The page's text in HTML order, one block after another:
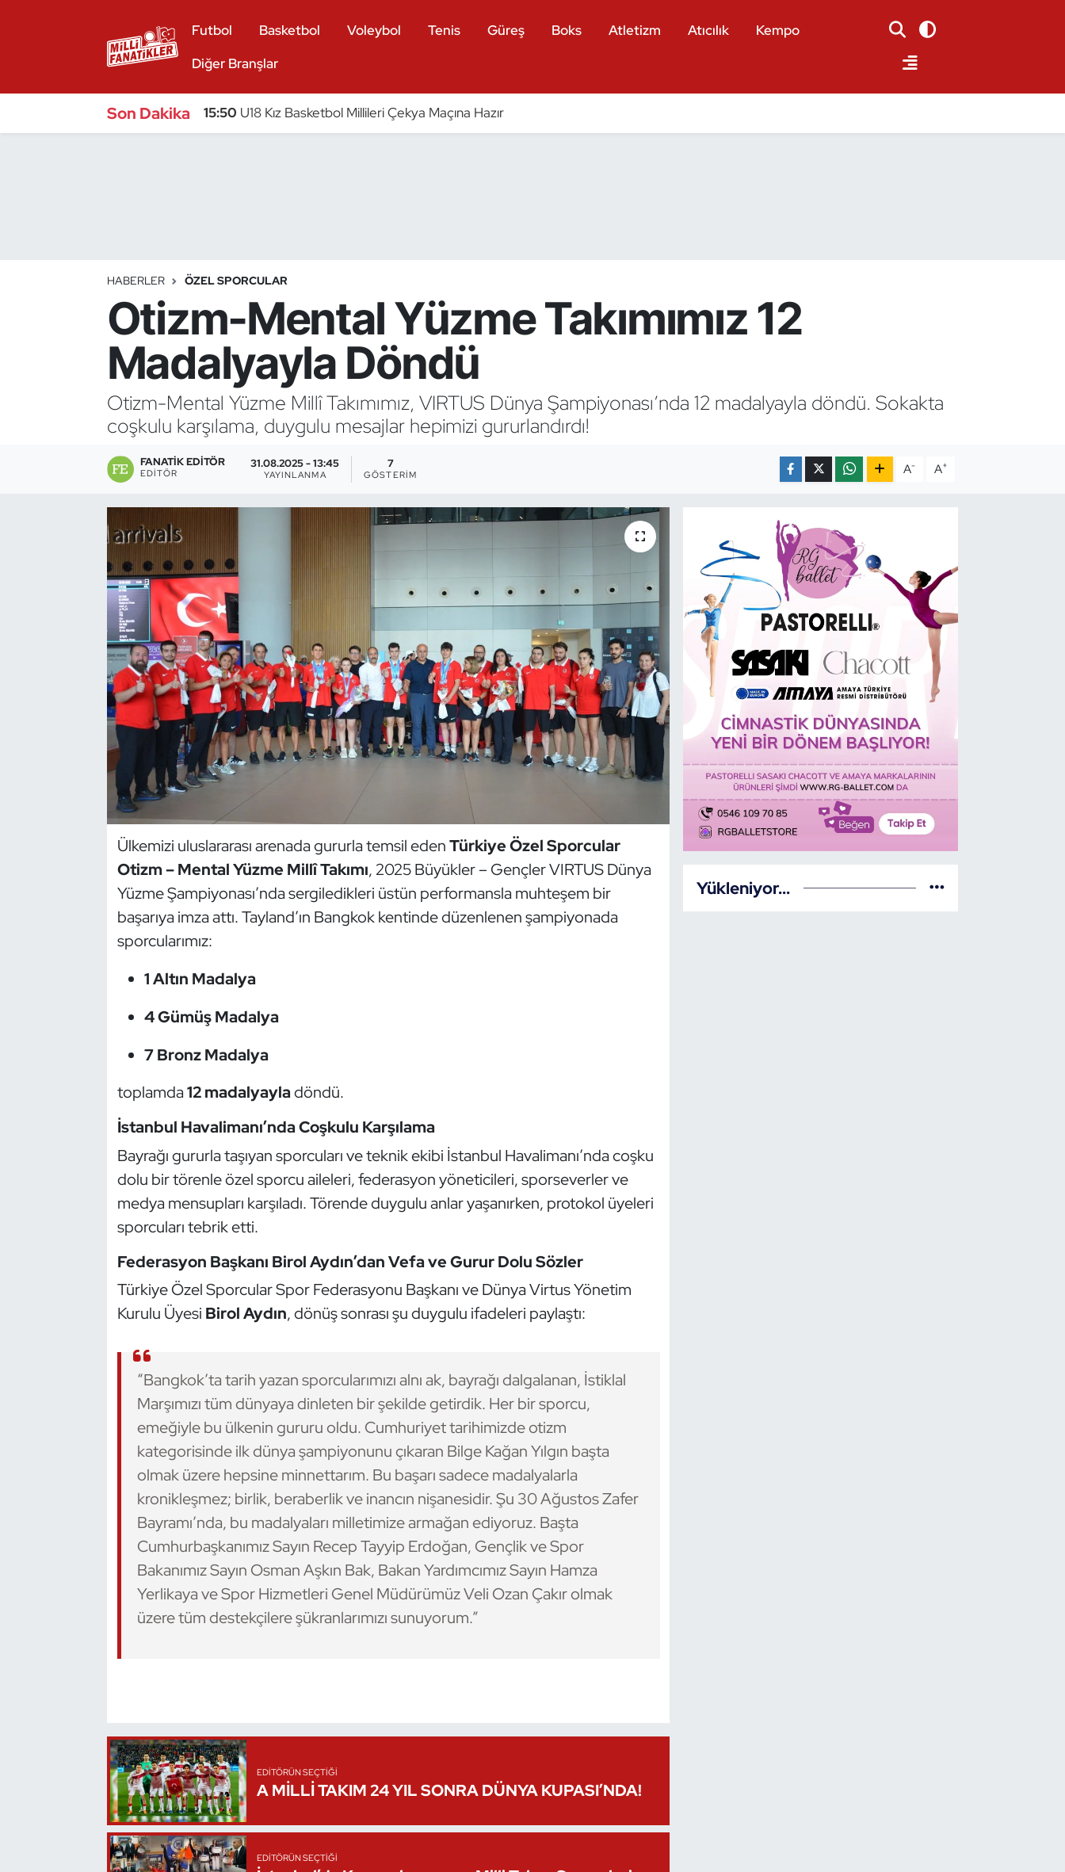
Futbol Basketbol Voleybol Tenis Güreş Boks Atletizm Atıcılık
Kempo
Diğer Branşlar
Son Dakika 15:50 U18 Kız Basketbol Millileri Çekya Maçına Hazır
HABERLER ÖZEL SPORCULAR
Otizm-Mental Yüzme Takımımız 12
Madalyayla Döndü
Otizm-Mental Yüzme Millî Takımımız, VIRTUS Dünya Şampiyonası’nda 12 madalyayla döndü. Sokakta
coşkulu karşılama, duygulu mesajlar hepimizi gururlandırdı!
FANATIK EDITÖR
EDITÖR
31.08.2025 - 13:45
YAYINLANMA
7
GÖSTERIM A- A+
Ülkemizi uluslararası arenada gururla temsil edenTürkiye Özel Sporcular
Otizm – Mental Yüzme Millî Takımı, 2025 Büyükler – Gençler VIRTUS Dünya
Yüzme Şampiyonası’nda sergiledikleri üstün performansla muhteşem bir
başarıya imza attı. Tayland’ın Bangkok kentinde düzenlenen şampiyonada
sporcularımız:
1 Altın Madalya
4 Gümüş Madalya
7 Bronz Madalya
toplamda12 madalyayladöndü.
İstanbul Havalimanı’nda Coşkulu Karşılama
Bayrağı gururla taşıyan sporcuları ve teknik ekibi İstanbul Havalimanı’nda coşku
dolu bir törenle özel sporcu aileleri, federasyon yöneticileri, sporseverler ve
medya mensupları karşıladı. Törende duygulu anlar yaşanırken, protokol üyeleri
sporcuları tebrik etti.
Federasyon Başkanı Birol Aydın’dan Vefa ve Gurur Dolu Sözler
Türkiye Özel Sporcular Spor Federasyonu Başkanı ve Dünya Virtus Yönetim
Kurulu Üyesi Birol Aydın, dönüş sonrası şu duygulu ifadeleri paylaştı:
“Bangkok’ta tarih yazan sporcularımızı alnı ak, bayrağı dalgalanan, İstiklal
Marşımızı tüm dünyaya dinleten bir şekilde getirdik. Her bir sporcu,
emeğiyle bu ülkenin gururu oldu. Cumhuriyet tarihimizde otizm
kategorisinde ilk dünya şampiyonunu çıkaran Bilge Kağan Yılgın başta
olmak üzere hepsine minnettarım. Bu başarı sadece madalyalarla
kronikleşmez; birlik, beraberlik ve inancın nişanesidir. Şu 30 Ağustos Zafer
Bayramı’nda, bu madalyaları milletimize armağan ediyoruz. Başta
Cumhurbaşkanımız Sayın Recep Tayyip Erdoğan, Gençlik ve Spor
Bakanımız Sayın Osman Aşkın Bak, Bakan Yardımcımız Sayın Hamza
Yerlikaya ve Spor Hizmetleri Genel Müdürümüz Veli Ozan Çakır olmak
üzere tüm destekçilere şükranlarımızı sunuyorum.”
EDITÖRÜN SEÇTIĞI
A MİLLİ TAKIM 24 YIL SONRA DÜNYA KUPASI’NDA!
EDITÖRÜN SEÇTIĞI
Yükleniyor...
Bocce Bowling Dart
Buz Hokeyi
Buz Pateni
Çim Hokeyi
Cimnastik
Dans Sporları
Dövüş Sanatı
Hava Sporları
İşitme Engelli Sporcular
Judo ve Kuraş
Kano ve Rafting
Modern Pentatlon
Oryantiring
Özel Sporcular